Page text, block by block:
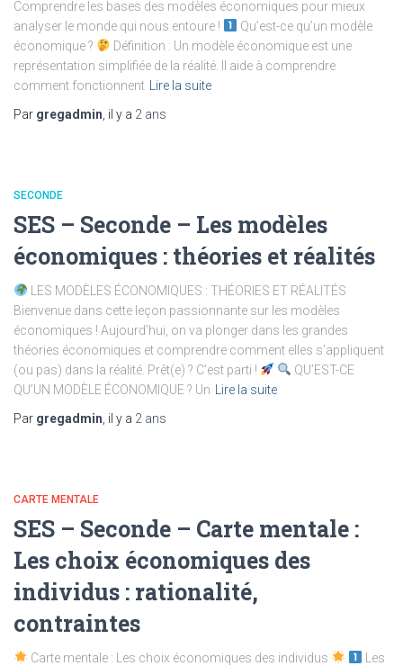
Comprendre les bases des modèles économiques pour mieux
analyser le monde qui nous entoure !
Qu’est-ce qu’un modèle
économique ?
Définition : Un modèle économique est une
représentation simplifiée de la réalité. Il aide à comprendre
comment fonctionnent
Lire la suite
Par gregadmin , il y a 2 ans
SECONDE
SES – Seconde – Les modèles
économiques : théories et réalités
LES MODÈLES ÉCONOMIQUES : THÉORIES ET RÉALITÉS
Bienvenue dans cette leçon passionnante sur les modèles
économiques ! Aujourd’hui, on va plonger dans les grandes
théories économiques et comprendre comment elles s’appliquent
(ou pas) dans la réalité. Prêt(e) ? C’est parti !
QU’EST-CE
QU’UN MODÈLE ÉCONOMIQUE ? Un
Lire la suite
Par gregadmin , il y a 2 ans
CARTE MENTALE
SES – Seconde – Carte mentale :
Les choix économiques des
individus : rationalité,
contraintes
Carte mentale : Les choix économiques des individus
Les